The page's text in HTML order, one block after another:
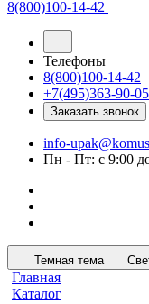
8(800)100-14-42
Телефоны
8(800)100-14-42
+7(495)363-90-05
Заказать звонок
info-
Пн - Пт: с 9:00
Темная тема
Главная
Каталог